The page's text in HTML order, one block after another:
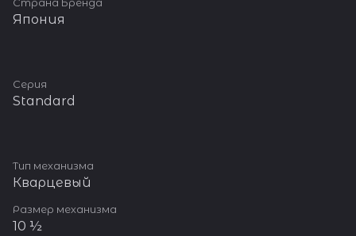
Япония
Серия
Standard
Тип механизма
Кварцевый
Размер механизма
10 ½